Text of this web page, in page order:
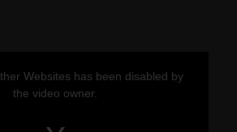
Websites has been disabled by
the video owner.